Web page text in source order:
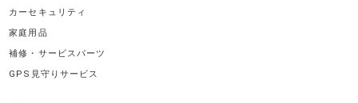
カーセキュリティ
家庭用品
補修・サービスパーツ
GPS見守りサービス